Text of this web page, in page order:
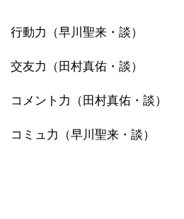
行動力（早川聖来・談）
交友力（田村真佑・談）
コメント力（田村真佑・談）
コミュ力（早川聖来・談）